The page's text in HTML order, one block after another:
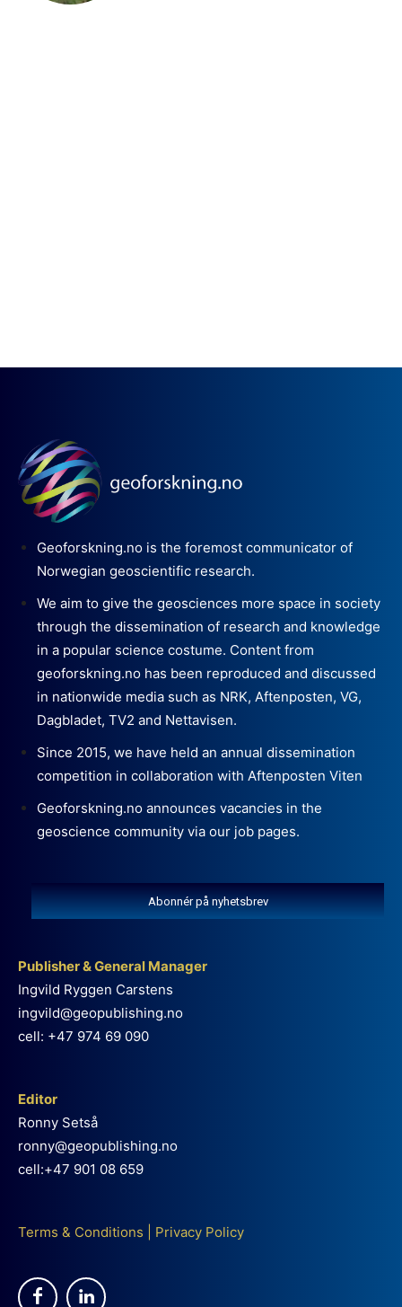
Geoforskning.no is the foremost communicator of
Norwegian geoscientific research.
We aim to give the geosciences more space in society
through the dissemination of research and knowledge
in a popular science costume. Content from
geoforskning.no has been reproduced and discussed
in nationwide media such as NRK, Aftenposten, VG,
Dagbladet, TV2 and Nettavisen.
Since 2015, we have held an annual dissemination
competition in collaboration with Aftenposten Viten
Geoforskning.no announces vacancies in the
geoscience community via our job pages.
Abonnér på nyhetsbrev
Publisher & General Manager
Ingvild Ryggen Carstens
ingvild@geopublishing.no
cell: +47 974 69 090
Editor
Ronny Setså
ronny@geopublishing.no
cell:+47 901 08 659
Terms & Conditions Privacy Policy